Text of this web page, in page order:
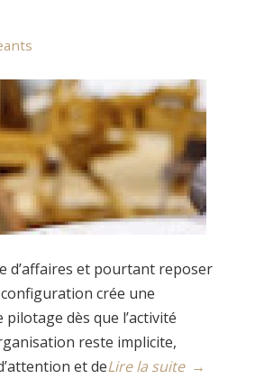
d’affaires et pourtant reposer
crée une
dès que l’activité
reste implicite,
et deLire la suite →